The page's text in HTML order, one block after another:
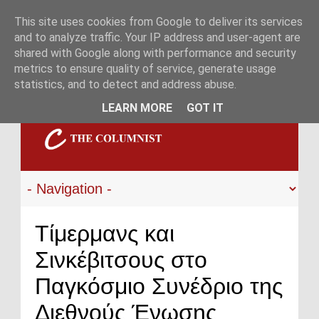
Τίμερμανς και
Σινκέβιτσους στο
Παγκόσμιο Συνέδριο της
Διεθνούς Ένωσης
This site uses cookies from Google to deliver its services
and to analyze traffic. Your IP address and user-agent are
shared with Google along with performance and security
metrics to ensure quality of service, generate usage
statistics, and to detect and address abuse.
LEARN MORE
GOT IT